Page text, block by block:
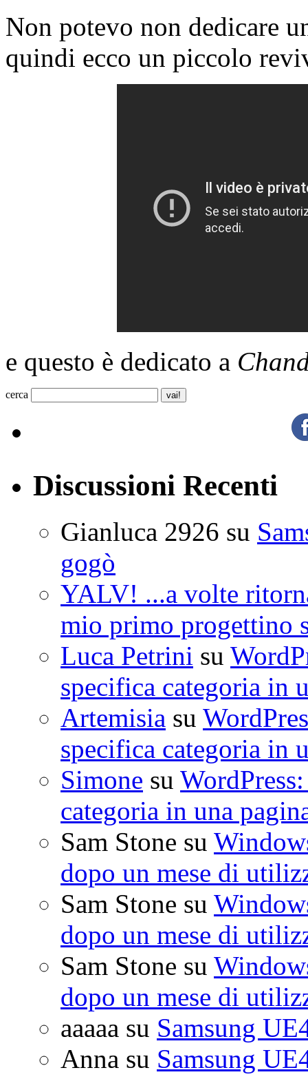
Non potevo non dedicare
quindi ecco un piccolo
e questo è dedicato a
cerca
Discussioni Recenti
Gianluca 2926 su
gogò
YALV! ...a volte
mio primo progettino
Luca Petrini su
specifica categoria in
Artemisia su
specifica categoria in
Simone su
categoria in una
Sam Stone su
dopo un mese di
Sam Stone su
dopo un mese di
Sam Stone su
dopo un mese di
aaaaa su Samsung
Anna su Samsung